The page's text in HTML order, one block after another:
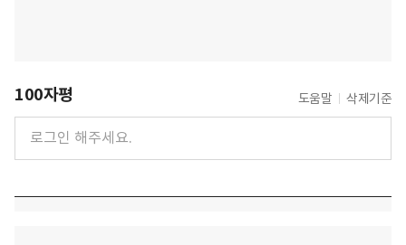
100자평 도움말 삭제기준